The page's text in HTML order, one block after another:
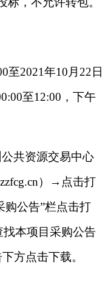
至2021年10月 22日
至12:00，下午
共资源交易中心
）→点击打
购公告”栏点击打
本项目采购公告
方点击下载。